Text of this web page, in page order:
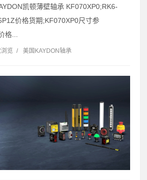
凯顿薄壁轴承 KF070XP0;RK6-
价格货期;KF070XP0尺寸参
格...
览 / 美国KAYDON轴承